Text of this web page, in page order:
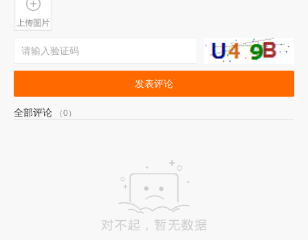
发表评论
全部评论 （0）